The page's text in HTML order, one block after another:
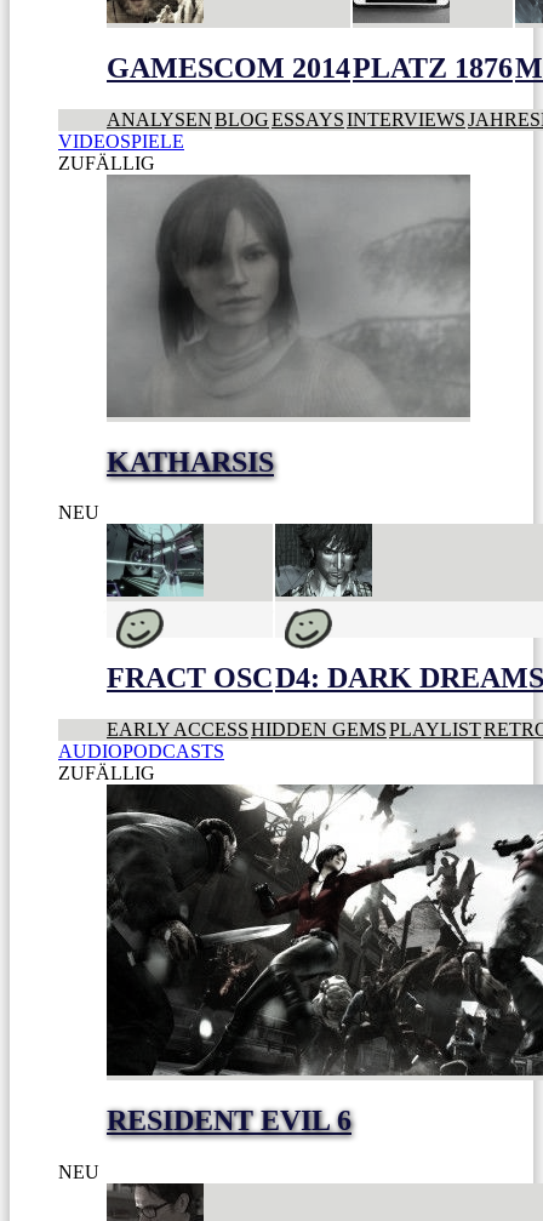
GAMESCOM 2014PLATZ 1876
ANALYSENBLOGESSAYSINTERVIEWS
VIDEOSPIELE
ZUFÄLLIG
KATHARSIS
NEU
FRACT OSCD4: DARK
EARLY ACCESSHIDDEN GEMSPLAYLIST
AUDIOPODCASTS
ZUFÄLLIG
RESIDENT EVIL 6
NEU